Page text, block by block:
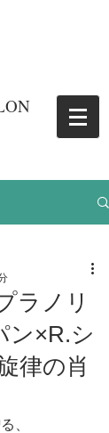
ラノリ
ン×R.シ
律の肖
、